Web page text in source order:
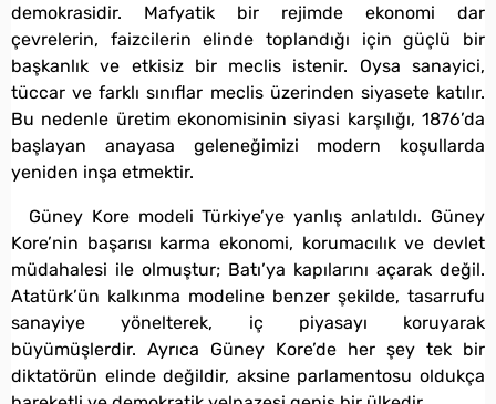
demokrasidir. Mafyatik bir rejimde ekonomi dar
çevrelerin, faizcilerin elinde toplandığı için güçlü bir
başkanlık ve etkisiz bir meclis istenir. Oysa sanayici,
tüccar ve farklı sınıflar meclis üzerinden siyasete katılır.
Bu nedenle üretim ekonomisinin siyasi karşılığı, 1876’da
başlayan anayasa geleneğimizi modern koşullarda
yeniden inşa etmektir.
Güney Kore modeli Türkiye’ye yanlış anlatıldı. Güney
Kore’nin başarısı karma ekonomi, korumacılık ve devlet
müdahalesi ile olmuştur; Batı’ya kapılarını açarak değil.
Atatürk’ün kalkınma modeline benzer şekilde, tasarrufu
sanayiye yönelterek, iç piyasayı koruyarak
büyümüşlerdir. Ayrıca Güney Kore’de her şey tek bir
diktatörün elinde değildir, aksine parlamentosu oldukça